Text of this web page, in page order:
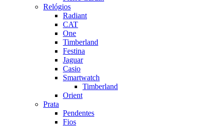
Relógios
Radiant
CAT
One
Timberland
Festina
Jaguar
Casio
Smartwatch
Timberland
Orient
Prata
Pendentes
Fios